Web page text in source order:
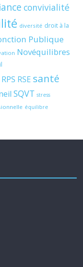
convivialité
diversité droit à la
Publique
Novéquilibres
RPS RSE santé
SQVT stress
équilibre